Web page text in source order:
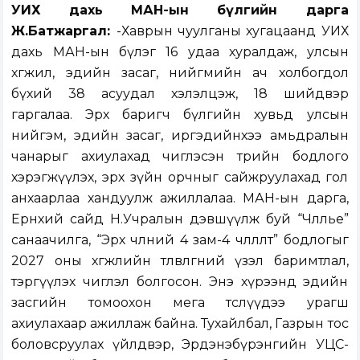
УИХ дахь МАН-ын бүлгийн дарга
Ж.Батжаргал: -Хаврын чуулганы хугацаанд УИХ
дахь МАН-ын бүлэг 16 удаа хуралдаж, улсын
хөгжил, эдийн засаг, нийгмийн ач холбогдол
бүхий 38 асуудал хэлэлцэж, 18 шийдвэр
гаргалаа. Эрх баригч бүлгийн хувьд улсын
нийгэм, эдийн засаг, иргэдийнхээ амьдралын
чанарыг ахиулахад чиглэсэн төрийн бодлого
хэрэгжүүлэх, эрх зүйн орчныг сайжруулахад гол
анхаарлаа хандуулж ажиллалаа. МАН-ын дарга,
Ерөнхий сайд Н.Учралын дэвшүүлж буй “Чөлөөлье”
санаачилга, “Эрх чөлөөний 4 зам-4 чөлөөлөлт” бодлогыг
2027 оны хөгжлийн төлөвлөгөөний үзэл баримтлал,
тэргүүлэх чиглэл болгосон. Энэ хүрээнд эдийн
засгийн томоохон мега төслүүдээ урагш
ахиулахаар ажиллаж байна. Тухайлбал, Газрын тос
боловсруулах үйлдвэр, Эрдэнэбүрэнгийн УЦС-